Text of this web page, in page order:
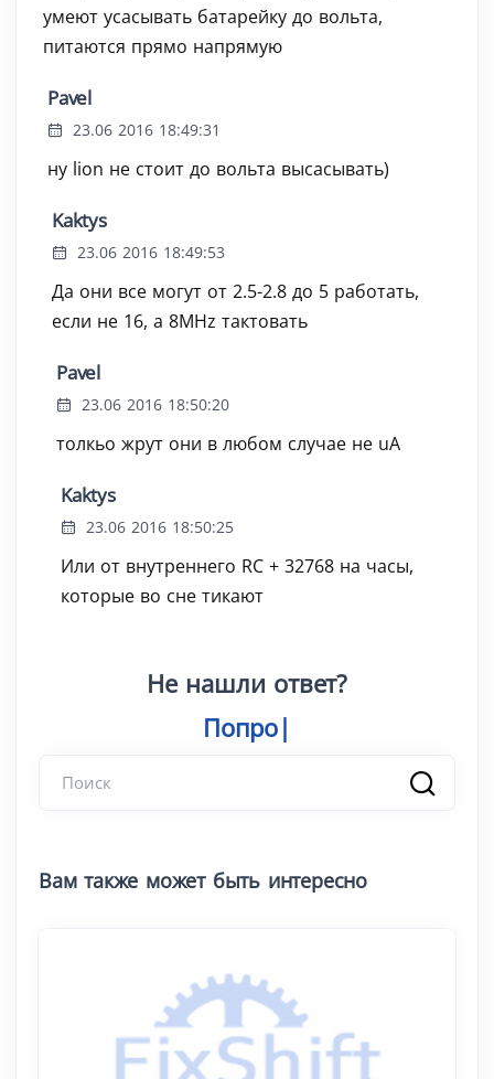
умеют усасывать батарейку до вольта,
питаются прямо напрямую
Pavel
23.06 2016 18:49:31
ну lion не стоит до вольта высасывать)
Kaktys
23.06 2016 18:49:53
Да они все могут от 2.5-2.8 до 5 работать,
если не 16, а 8MHz тактовать
Pavel
23.06 2016 18:50:20
толкьо жрут они в любом случае не uA
Kaktys
23.06 2016 18:50:25
Или от внутреннего RC + 32768 на часы,
которые во сне тикают
Не нашли ответ?
Попробуйте
Вам также может быть интересно